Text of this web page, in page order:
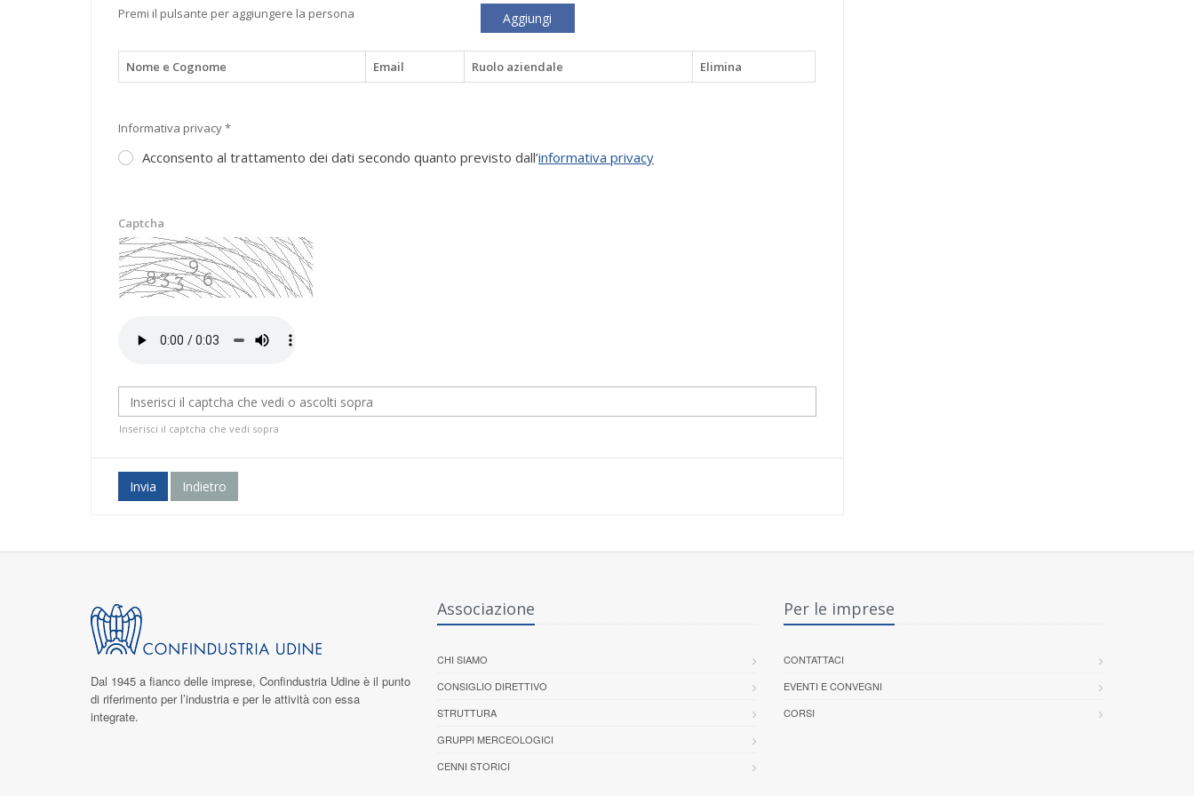
Premi il pulsante per aggiungere la persona Aggiungi
Nome e Cognome Email Ruolo aziendale Elimina
Informativa privacy *
Acconsento al trattamento dei dati secondo quanto previsto dall’informativa privacy
Captcha
Inserisci il captcha che vedi sopra
Invia Indietro
Dal 1945 a fianco delle imprese, Confindustria Udine è il punto
di riferimento per l’industria e per le attività con essa
integrate.
Associazione
CHI SIAMO
CONSIGLIO DIRETTIVO
STRUTTURA
GRUPPI MERCEOLOGICI
CENNI STORICI
Per le imprese
CONTATTACI
EVENTI E CONVEGNI
CORSI